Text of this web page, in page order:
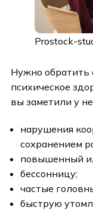
Prostock-
Нужно обратить
психическое
вы заметили у
нарушения
сохранением
повышенный
бессонницу;
частые
быструю